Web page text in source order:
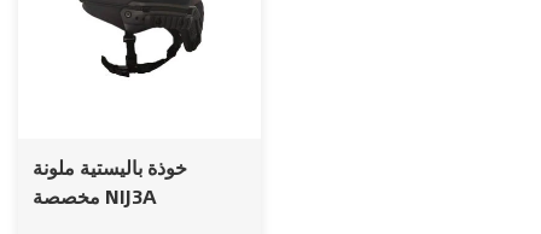
خوذة باليستية ملونة
مخصصة NIJ3A